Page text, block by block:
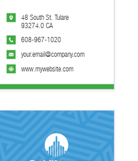
www.mywebsite.com
608-967-1020
your.email@company.com
48 South St. Tulare
93274.0 CA